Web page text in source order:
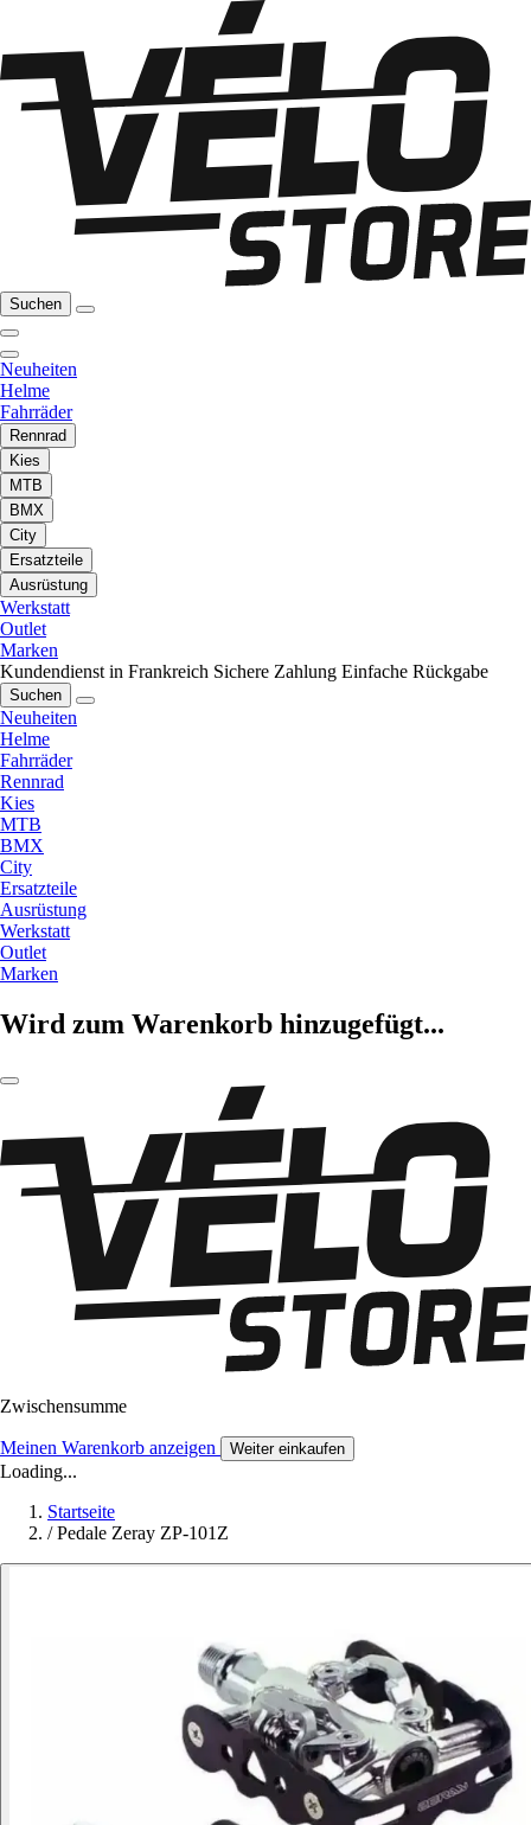
Suchen
Neuheiten
Helme
Fahrräder
Rennrad
Kies
MTB
BMX
City
Ersatzteile
Ausrüstung
Werkstatt
Outlet
Marken
Kundendienst in Frankreich Sichere Zahlung Einfache Rückgabe
Suchen
Neuheiten
Helme
Fahrräder
Rennrad
Kies
MTB
BMX
City
Ersatzteile
Ausrüstung
Werkstatt
Outlet
Marken
Wird zum Warenkorb hinzugefügt...
Zwischensumme
Meinen Warenkorb anzeigen Weiter einkaufen
Loading...
Startseite
/ Pedale Zeray ZP-101Z